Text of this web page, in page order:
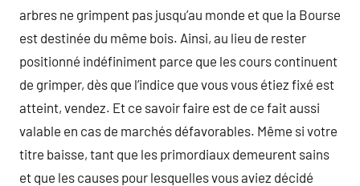
arbres ne grimpent pas jusqu’au monde et que la Bourse
est destinée du même bois. Ainsi, au lieu de rester
positionné indéfiniment parce que les cours continuent
de grimper, dès que l’indice que vous vous étiez fixé est
atteint, vendez. Et ce savoir faire est de ce fait aussi
valable en cas de marchés défavorables. Même si votre
titre baisse, tant que les primordiaux demeurent sains
et que les causes pour lesquelles vous aviez décidé